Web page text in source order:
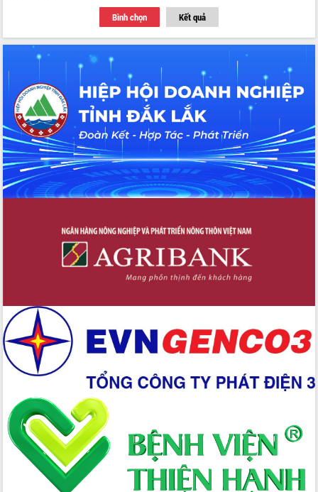
Tập huấn ứng dụng trí tuệ nhân tạo (AI)
trong thương mại điện tử năm 2026
Đoàn đại biểu Quốc hội tỉnh Đắk Lắk
trao đổi thông tin trước Kỳ họp thứ
nhất, Quốc hội khóa XVI
Quyết liệt cải cách hành chính, khơi
thông nguồn lực phát triển
Nâng cao hiệu lực, hiệu quả HĐND
tỉnh thông qua hiện đại hóa hành chính
Xã Ea Phê gắn cải cách hành chính với
chuyển đổi số
Phó Chủ tịch Thường trực UBND tỉnh
Hồ Thị Nguyên Thảo làm việc tại Trung
Xây dựng nền hành chính số đồng
hành cùng nông dân dân, doanh nghiệp
Giai đoạn 2026-2030, Đắk Lắk phấn
mới
Chuyển đổi số 'mở đường' cho nông
nghiệp Đắk Lắk tăng trưởng bứt phá
Triển khai đồng bộ đo đạc, lập hồ sơ
địa chính, hoàn thiện cơ sở dữ liệu đất
Ứng dụng sinh trắc học - Bước tiến
trong hành trình chuyển đổi số tại Đắk
Lắk
Đắk Lắk nâng cao hiệu quả công tác
Đảng từ Sổ tay đảng viên điện tử
Đắk Lắk đẩy mạnh nuôi biển công
Bình chọn Kết quả